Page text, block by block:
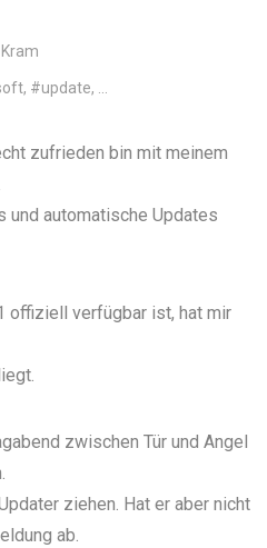
Kram
, #update, ...
zufrieden bin mit meinem
und automatische Updates
offiziell verfügbar ist, hat mir
zwischen Tür und Angel
ziehen. Hat er aber nicht
ab.